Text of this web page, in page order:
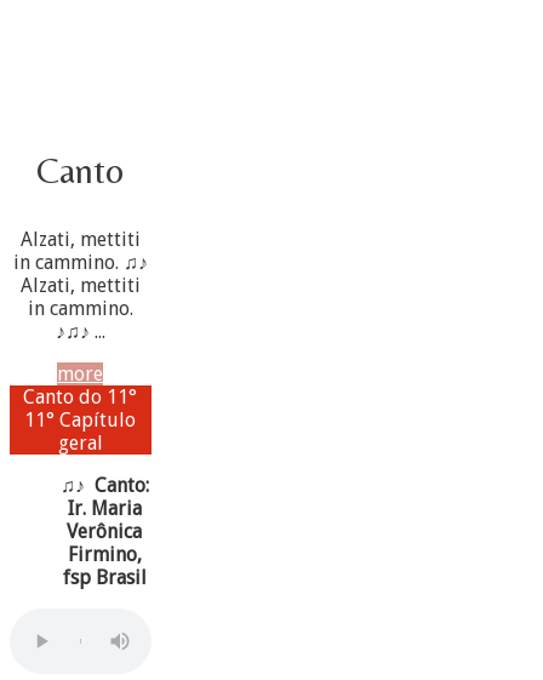
Canto
Alzati, mettiti
in cammino. ♫♪
Alzati, mettiti
in cammino.
♪♫♪ ...
more
Canto do 11°
11° Capítulo
geral
♫♪ Canto:
Ir. Maria
Verônica
Firmino,
fsp Brasil